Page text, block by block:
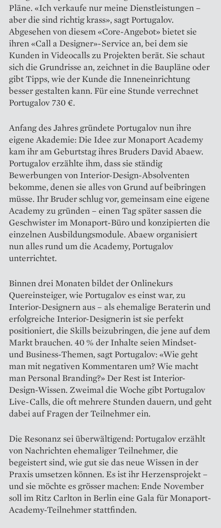
Pläne. «Ich verkaufe nur meine Dienstleistungen –
aber die sind richtig krass», sagt Portugalov.
Abgesehen von diesem «Core-Angebot» bietet sie
ihren «Call a Designer»-Service an, bei dem sie
Kunden in Videocalls zu Projekten berät. Sie schaut
sich die Grundrisse an, zeichnet in die Baupläne oder
gibt Tipps, wie der Kunde die Inneneinrichtung
besser gestalten kann. Für eine Stunde verrechnet
Portugalov 730 €.
Anfang des Jahres gründete Portugalov nun ihre
eigene Akademie: Die Idee zur Monaport Academy
kam ihr am Geburtstag ihres Bruders David Abaew.
Portugalov erzählte ihm, dass sie ständig
Bewerbungen von Interior-Design-Absolventen
bekomme, denen sie alles von Grund auf beibringen
müsse. Ihr Bruder schlug vor, gemeinsam eine eigene
Academy zu gründen – einen Tag später sassen die
Geschwister im Monaport-Büro und konzipierten die
einzelnen Ausbildungsmodule. Abaew organisiert
nun alles rund um die Academy, Portugalov
unterrichtet.
Binnen drei Monaten bildet der Onlinekurs
Quereinsteiger, wie Portugalov es einst war, zu
Interior-Designern aus – als ehemalige Beraterin und
erfolgreiche Interior-Designerin ist sie perfekt
positioniert, die Skills beizubringen, die jene auf dem
Markt brauchen. 40 % der Inhalte seien Mindset-
und Business-Themen, sagt Portugalov: «Wie geht
man mit negativen Kommentaren um? Wie macht
man Personal Branding?» Der Rest ist Interior-
Design-Wissen. Zweimal die Woche gibt Portugalov
Live-Calls, die oft mehrere Stunden dauern, und geht
dabei auf Fragen der Teilnehmer ein.
Die Resonanz sei überwältigend: Portugalov erzählt
von Nachrichten ehemaliger Teilnehmer, die
begeistert sind, wie gut sie das neue Wissen in der
Praxis umsetzen können. Es ist ihr Herzensprojekt –
und sie möchte es grösser machen: Ende November
soll im Ritz Carlton in Berlin eine Gala für Monaport-
Academy-Teilnehmer stattfinden.